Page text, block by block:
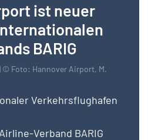
ist neuer
BARIG
© Foto: Hannover Airport, M.
Verkehrsflughafen
Verband BARIG